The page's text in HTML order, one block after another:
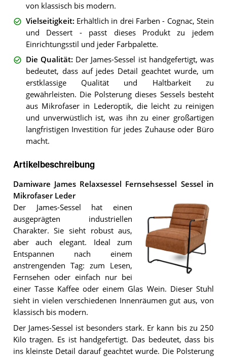
von klassisch bis modern.
Vielseitigkeit: Erhältlich in drei Farben - Cognac, Stein
und Dessert - passt dieses Produkt zu jedem
Einrichtungsstil und jeder Farbpalette.
Die Qualität: Der James-Sessel ist handgefertigt, was
bedeutet, dass auf jedes Detail geachtet wurde, um
erstklassige Qualität und Haltbarkeit zu
gewährleisten. Die Polsterung dieses Sessels besteht
aus Mikrofaser in Lederoptik, die leicht zu reinigen
und unverwüstlich ist, was ihn zu einer großartigen
langfristigen Investition für jedes Zuhause oder Büro
macht.
Artikelbeschreibung
Damiware James Relaxsessel Fernsehsessel Sessel in
Mikrofaser Leder
Damiware
James
Relaxsessel
Sessel
in
Mikrofaser
Leder
Der James-Sessel hat einen
ausgeprägten industriellen
Charakter. Sie sieht robust aus,
aber auch elegant. Ideal zum
Entspannen nach einem
anstrengenden Tag: zum Lesen,
Fernsehen oder einfach nur bei
einer Tasse Kaffee oder einem Glas Wein. Dieser Stuhl
sieht in vielen verschiedenen Innenräumen gut aus, von
klassisch bis modern.
Der James-Sessel ist besonders stark. Er kann bis zu 250
Kilo tragen. Es ist handgefertigt. Das bedeutet, dass bis
ins kleinste Detail darauf geachtet wurde. Die Polsterung